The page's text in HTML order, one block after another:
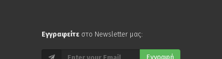
Εγγραφείτε στο Newsletter μας: